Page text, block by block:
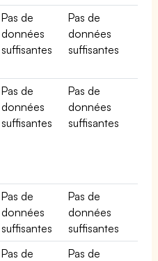
Pas de
données
suffisantes
Pas de
données
suffisantes
Pas de
données
suffisantes
Pas de
données
suffisantes
Pas de
données
suffisantes
Pas de
données
suffisantes
Pas de
Pas de